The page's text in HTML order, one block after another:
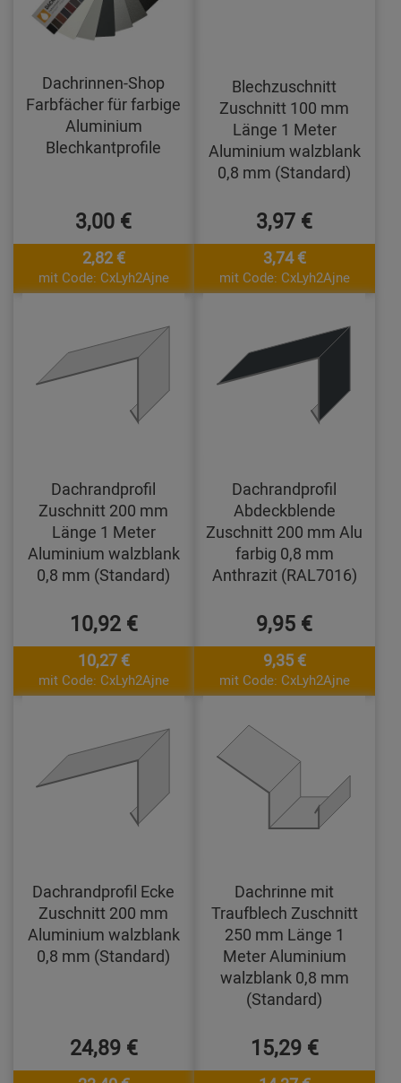
Dachrinnen-Shop
Farbfächer für farbige
Aluminium
Blechkantprofile
3,00 €
2,82 €
mit Code: CxLyh2Ajne
Blechzuschnitt
Zuschnitt 100 mm
Länge 1 Meter
Aluminium walzblank
0,8 mm (Standard)
3,97 €
3,74 €
mit Code: CxLyh2Ajne
Dachrandprofil
Zuschnitt 200 mm
Länge 1 Meter
Aluminium walzblank
0,8 mm (Standard)
10,92 €
10,27 €
mit Code: CxLyh2Ajne
Dachrandprofil
Abdeckblende
Zuschnitt 200 mm Alu
farbig 0,8 mm
Anthrazit (RAL7016)
9,95 €
9,35 €
mit Code: CxLyh2Ajne
Dachrandprofil Ecke
Zuschnitt 200 mm
Aluminium walzblank
0,8 mm (Standard)
24,89 €
Dachrinne mit
Traufblech Zuschnitt
250 mm Länge 1
Meter Aluminium
walzblank 0,8 mm
(Standard)
15,29 €